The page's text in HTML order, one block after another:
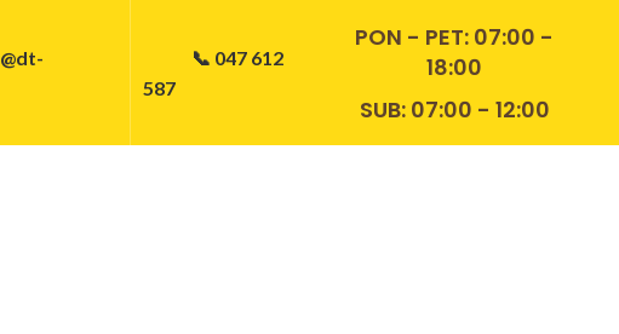
📞 047 612
587
PON - PET: 07:00 -
18:00
SUB: 07:00 - 12:00